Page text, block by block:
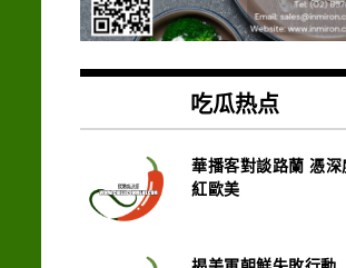
吃瓜热点
華播客對談路蘭 憑深
紅歐美